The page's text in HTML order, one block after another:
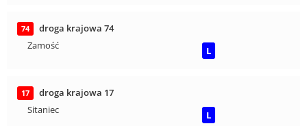
74
droga krajowa 74
Zamość
L
17
droga krajowa 17
Sitaniec
L